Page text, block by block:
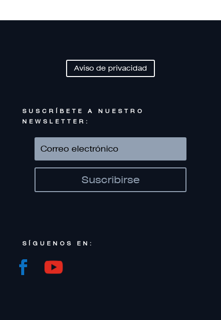
Aviso de privacidad
SUSCRÍBETE A NUESTRO
NEWSLETTER:
Suscribirse
SÍGUENOS EN: